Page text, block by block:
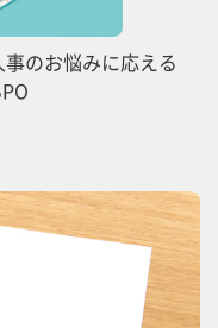
のお悩みに応える